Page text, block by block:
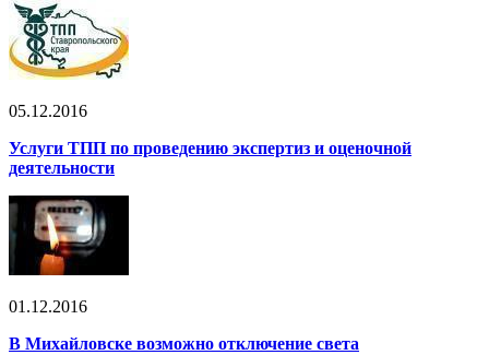
05.12.2016
Услуги ТПП по проведению экспертиз и оценочной
деятельности
01.12.2016
В Михайловске возможно отключение света